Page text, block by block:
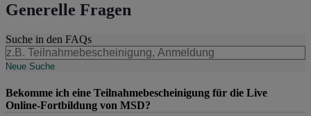
Generelle Fragen
Suche in den FAQs
Neue Suche
Bekomme ich eine Teilnahmebescheinigung für die Live
Online-Fortbildung von MSD?